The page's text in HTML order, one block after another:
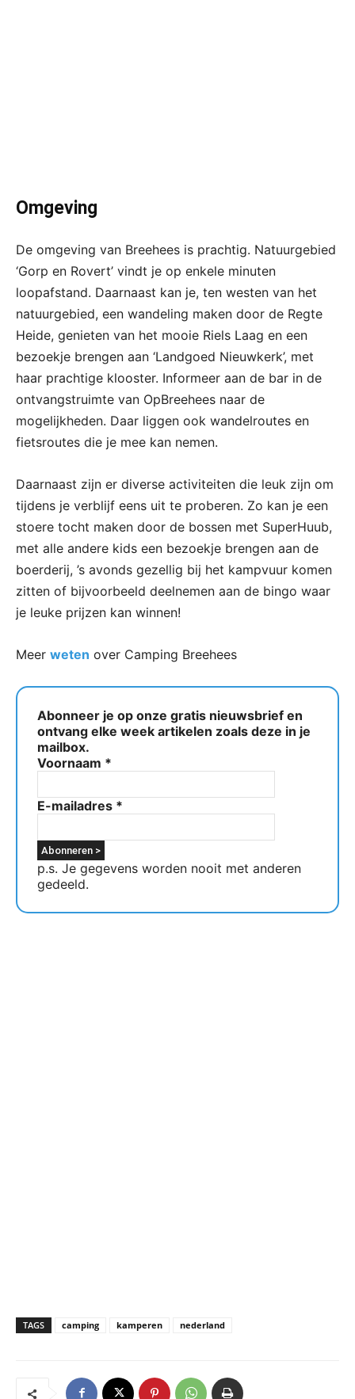
Omgeving
De omgeving van Breehees is prachtig. Natuurgebied
‘Gorp en Rovert’ vindt je op enkele minuten
loopafstand. Daarnaast kan je, ten westen van het
natuurgebied, een wandeling maken door de Regte
Heide, genieten van het mooie Riels Laag en een
bezoekje brengen aan ‘Landgoed Nieuwkerk’, met
haar prachtige klooster. Informeer aan de bar in de
ontvangstruimte van OpBreehees naar de
mogelijkheden. Daar liggen ook wandelroutes en
fietsroutes die je mee kan nemen.
Daarnaast zijn er diverse activiteiten die leuk zijn om
tijdens je verblijf eens uit te proberen. Zo kan je een
stoere tocht maken door de bossen met SuperHuub,
met alle andere kids een bezoekje brengen aan de
boerderij, ’s avonds gezellig bij het kampvuur komen
zitten of bijvoorbeeld deelnemen aan de bingo waar
je leuke prijzen kan winnen!
Meer weten over Camping Breehees
Abonneer je op onze gratis nieuwsbrief en
ontvang elke week artikelen zoals deze in je
mailbox.
Voornaam *
E-mailadres *
p.s. Je gegevens worden nooit met anderen
gedeeld.
TAGS camping kamperen nederland